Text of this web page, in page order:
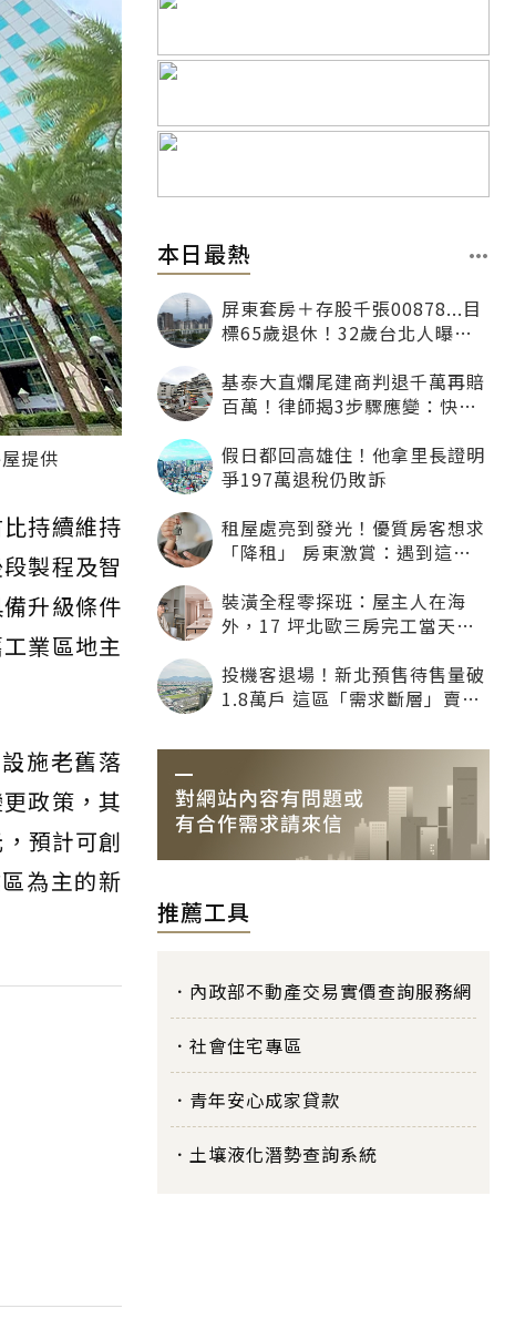
提供
持續維持
製程及智
升級條件
業區地主
施老舊落
政策，其
預計可創
為主的新
本日最熱
屏東套房＋存股千張00878...目
標65歲退休！32歲台北人曝：
基泰大直爛尾建商判退千萬再賠
百萬！律師揭3步驟應變：快通
假日都回高雄住！他拿里長證明
爭197萬退稅仍敗訴
租屋處亮到發光！優質房客想求
「降租」 房東激賞：遇到這種
裝潢全程零探班：屋主人在海
外，17 坪北歐三房完工當天才
投機客退場！新北預售待售量破
1.8萬戶 這區「需求斷層」賣壓
推薦工具
內政部不動產交易實價查詢服務網
社會住宅專區
青年安心成家貸款
土壤液化潛勢查詢系統